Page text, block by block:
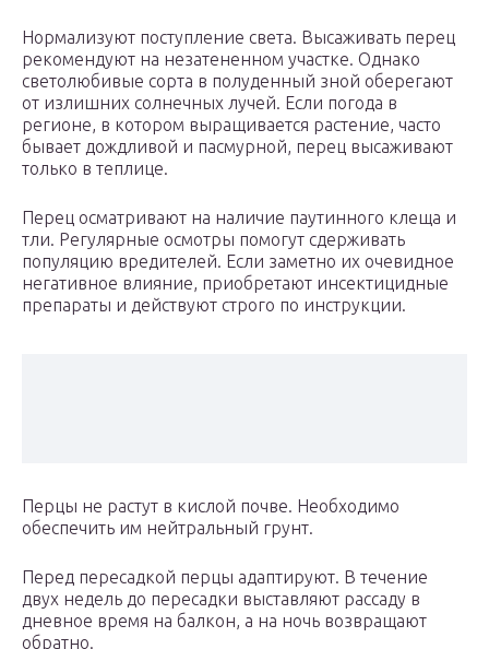
Нормализуют поступление света. Высаживать перец
рекомендуют на незатененном участке. Однако
светолюбивые сорта в полуденный зной оберегают
от излишних солнечных лучей. Если погода в
регионе, в котором выращивается растение, часто
бывает дождливой и пасмурной, перец высаживают
только в теплице.
Перец осматривают на наличие паутинного клеща и
тли. Регулярные осмотры помогут сдерживать
популяцию вредителей. Если заметно их очевидное
негативное влияние, приобретают инсектицидные
препараты и действуют строго по инструкции.
Перцы не растут в кислой почве. Необходимо
обеспечить им нейтральный грунт.
Перед пересадкой перцы адаптируют. В течение
двух недель до пересадки выставляют рассаду в
дневное время на балкон, а на ночь возвращают
обратно.